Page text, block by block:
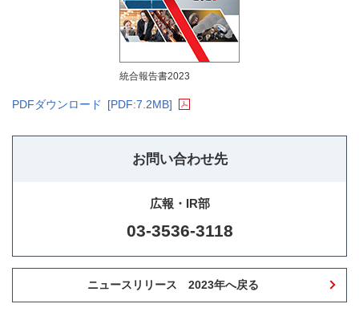
統合報告書2023
PDFダウンロード [PDF:7.2MB]
お問い合わせ先
広報・IR部
03-3536-3118
ニュースリリース 2023年へ戻る